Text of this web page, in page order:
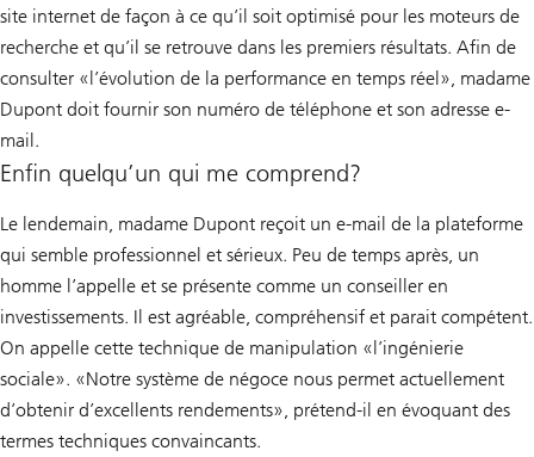
site internet de façon à ce qu’il soit optimisé pour les moteurs de
recherche et qu’il se retrouve dans les premiers résultats. Afin de
consulter «l’évolution de la performance en temps réel», madame
Dupont doit fournir son numéro de téléphone et son adresse e-
mail.
Enfin quelqu’un qui me comprend?
Le lendemain, madame Dupont reçoit un e-mail de la plateforme
qui semble professionnel et sérieux. Peu de temps après, un
homme l’appelle et se présente comme un conseiller en
investissements. Il est agréable, compréhensif et parait compétent.
On appelle cette technique de manipulation «l’ingénierie
sociale». «Notre système de négoce nous permet actuellement
d’obtenir d’excellents rendements», prétend-il en évoquant des
termes techniques convaincants.